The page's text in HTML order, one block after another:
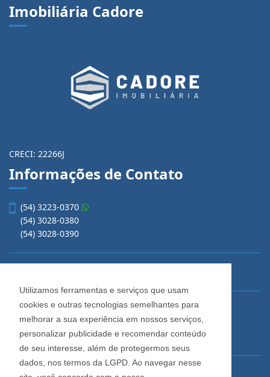
Utilizamos ferramentas e serviços que usam
cookies e outras tecnologias semelhantes para
melhorar a sua experiência em nossos serviços,
personalizar publicidade e recomendar conteúdo
de seu interesse, além de protegermos seus
dados, nos termos da LGPD. Ao navegar nesse
Imobiliária Cadore
CRECI: 22266J
Informações de Contato
(54) 3223-0370
(54) 3028-0380
(54) 3028-0390
Imobiliária Cadore
Rua Os Dezoito do Forte, 1622, Centro
Caxias do Sul - Rio Grande do Sul
Horário de Atendimento